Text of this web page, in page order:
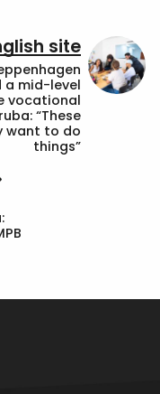
site
mid-level
vocational
“These
want to do
things”